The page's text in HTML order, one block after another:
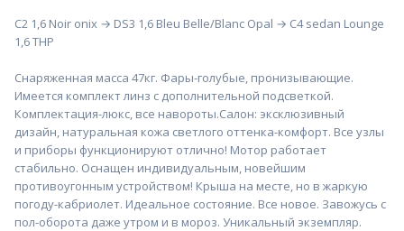
С2 1,6 Noir onix → DS3 1,6 Bleu Belle/Blanc Opal → С4 sedan Lounge
1,6 THP
Снаряженная масса 47кг. Фары-голубые, пронизывающие.
Имеется комплект линз с дополнительной подсветкой.
Комплектация-люкс, все навороты.Салон: эксклюзивный
дизайн, натуральная кожа светлого оттенка-комфорт. Все узлы
и приборы функционируют отлично! Мотор работает
стабильно. Оснащен индивидуальным, новейшим
противоугонным устройством! Крыша на месте, но в жаркую
погоду-кабриолет. Идеальное состояние. Все новое. Завожусь с
пол-оборота даже утром и в мороз. Уникальный экземпляр.